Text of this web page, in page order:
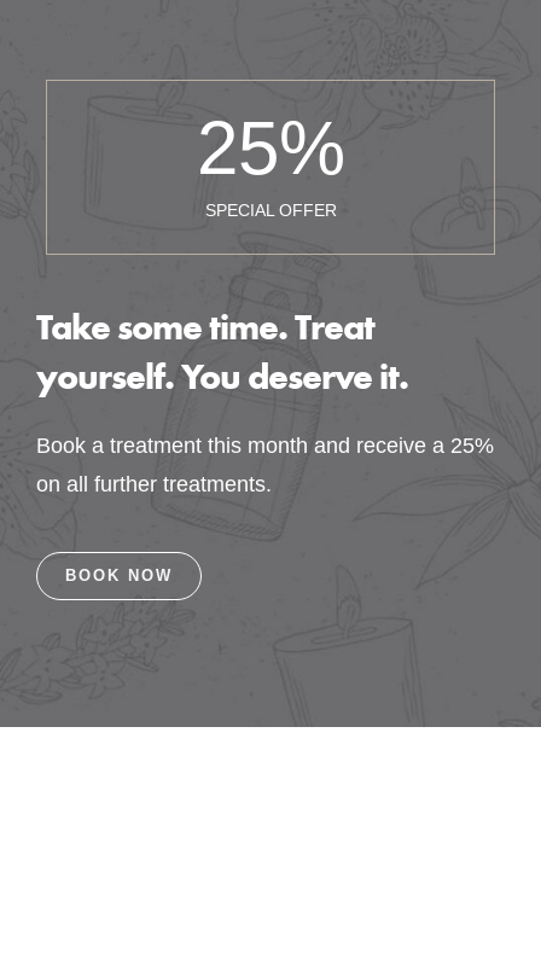
25%
SPECIAL OFFER
Take some time. Treat
yourself. You deserve it.
Book a treatment this month and receive a 25%
on all further treatments.
BOOK NOW